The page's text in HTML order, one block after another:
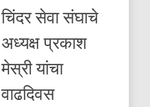
संघाचे
प्रकाश
यांचा
बालकथाकन
चिंदर सेवा संघाचे
अध्यक्ष प्रकाश
मेस्री यांचा
वाढदिवस